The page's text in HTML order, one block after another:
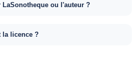
ou l'auteur ?
la licence ?